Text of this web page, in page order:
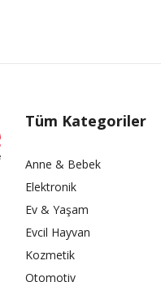
Tüm Kategoriler
Anne & Bebek
Elektronik
Ev & Yaşam
Evcil Hayvan
Kozmetik
Otomotiv